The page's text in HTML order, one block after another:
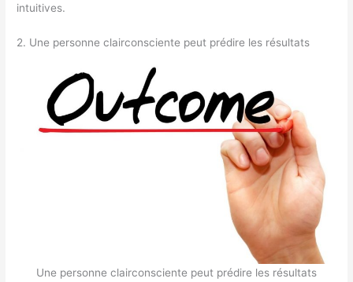
intuitives.
2. Une personne clairconsciente peut prédire les résultats
Une personne clairconsciente peut prédire les résultats